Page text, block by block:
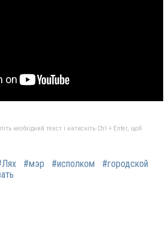
необхідний текст і натисніть Ctrl + Enter, щоб
#мэр #исполком
#городской